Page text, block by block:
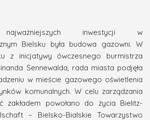
inwestycji w
Bielsku była budowa gazowni. W
z inicjatywy ówczesnego burmistrza
Sennewalda, rada miasta podjęła
w mieście gazowego oświetlenia
komunalnych. W celu zarządzania
zakładem powołano do życia Bielitz-
– Bielsko-Bialskie Towarzystwo